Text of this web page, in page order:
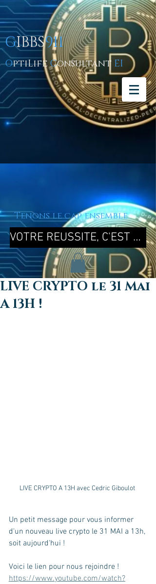
GIBBS911
OptiLifeConsultant EI
Tenons le cap ensemble
VOTRE REUSSITE, C'EST MA REUSSITE !
LIVE CRYPTO le 31 Mai
A 13H !
LIVE CRYPTO A 13H avec Cedric Giboulot
Un petit message pour vous informer
d'un nouveau live crypto le 31 MAI a 13h,
soit aujourd'hui !
Voici le lien pour nous rejoindre !
https://www.youtube.com/watch?